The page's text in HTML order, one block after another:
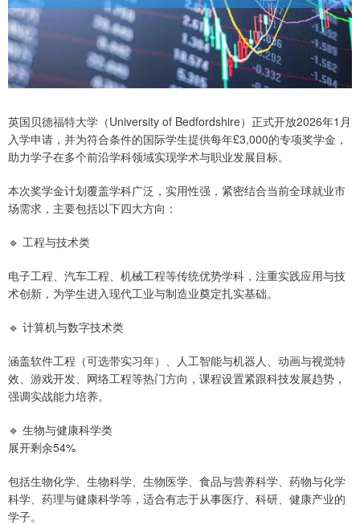
英国贝德福特大学（University of Bedfordshire）正式开放2026年1月
入学申请，并为符合条件的国际学生提供每年£3,000的专项奖学金，
助力学子在多个前沿学科领域实现学术与职业发展目标。
本次奖学金计划覆盖学科广泛，实用性强，紧密结合当前全球就业市
场需求，主要包括以下四大方向：
🔹 工程与技术类
电子工程、汽车工程、机械工程等传统优势学科，注重实践应用与技
术创新，为学生进入现代工业与制造业奠定扎实基础。
🔹 计算机与数字技术类
涵盖软件工程（可选带实习年）、人工智能与机器人、动画与视觉特
效、游戏开发、网络工程等热门方向，课程设置紧跟科技发展趋势，
强调实战能力培养。
🔹 生物与健康科学类
展开剩余54%
包括生物化学、生物科学、生物医学、食品与营养科学、药物与化学
科学、药理与健康科学等，适合有志于从事医疗、科研、健康产业的
学子。